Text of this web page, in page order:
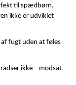
til spædbørn,
ikke er udviklet
fugt uden at føles
ikke – modsat